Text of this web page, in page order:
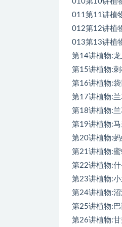
011第11讲植
012第12讲植
013第13讲植
第14讲植物:
第15讲植物:
第16讲植物:
第17讲植物:
第18讲植物:
第19讲植物:
第20讲植物:
第21讲植物:
第22讲植物:
第23讲植物:小
第24讲植物:
第25讲植物:
第26讲植物: